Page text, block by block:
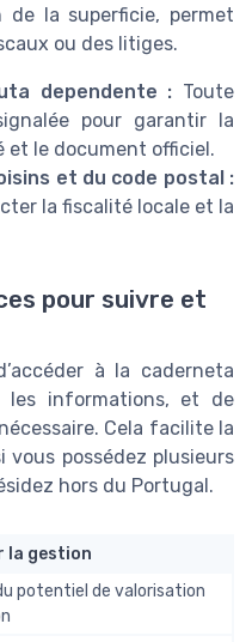
la superficie, permet
ou des litiges.
dependente : Toute
pour garantir la
et le document officiel.
et du code postal :
la fiscalité locale et la
pour suivre et
à la caderneta
les informations, et de
Cela facilite la
possédez plusieurs
hors du Portugal.
la gestion
potentiel de valorisation